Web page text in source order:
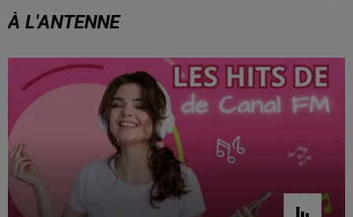
À L'ANTENNE